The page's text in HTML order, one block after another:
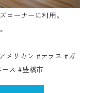
コーナーに利用。
アメリカン#テラス #ガ
ース#豊橋市